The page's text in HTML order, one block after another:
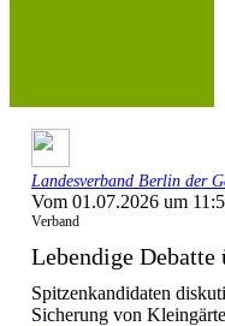
Landesverband Berlin der
Vom 01.07.2026 um
Verband
Lebendige
Spitzenkandidaten
Sicherung von